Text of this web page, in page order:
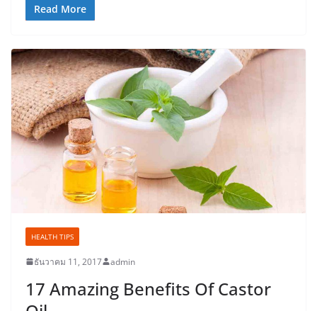
Read More
HEALTH TIPS
ธันวาคม 11, 2017 admin
17 Amazing Benefits Of Castor